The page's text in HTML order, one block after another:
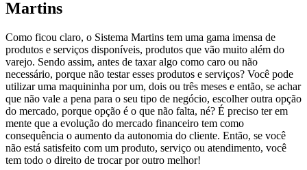
Martins
Como ficou claro, o Sistema Martins tem uma gama imensa de
produtos e serviços disponíveis, produtos que vão muito além do
varejo. Sendo assim, antes de taxar algo como caro ou não
necessário, porque não testar esses produtos e serviços? Você pode
utilizar uma maquininha por um, dois ou três meses e então, se achar
que não vale a pena para o seu tipo de negócio, escolher outra opção
do mercado, porque opção é o que não falta, né? É preciso ter em
mente que a evolução do mercado financeiro tem como
consequência o aumento da autonomia do cliente. Então, se você
não está satisfeito com um produto, serviço ou atendimento, você
tem todo o direito de trocar por outro melhor!